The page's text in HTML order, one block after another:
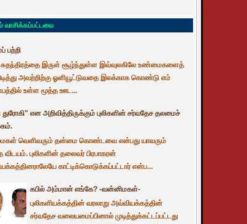
வாசிக்கப்பட்டவை
பற்றி
இருள் சூழ்ந்துள்ள இவ்வுலகிலே உண்மைகளைத்
அவற்றிற்கு ஓளியூட்டுவதை இலக்காக கொண்டு எம்
உள்ள மூத்த ஊட...
துரோகி" என அறிவித்திருக்கும் புலிகளின் சர்வதேச தலமைச்
வெளிவரும் தன்மை கொண்டவை என்பது யாவரும்
விடயம். புலிகளின் தலைவர் பிரபாகரன்
காட்டிக்கொடுக்கப்பட்டார் என்ப...
கபில் அம்மான் எங்கே? -வன்னிமகள்-
புலிகளியக்கத்தின் வரலாறு அவ்வியக்கத்தின்
சர்வதேச வலையமைப்பினால் முடித்துக்கட்டப்பட்டது